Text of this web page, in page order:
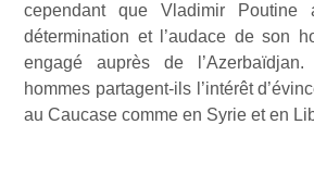
cependant que Vladimir Poutine
détermination et l’audace de son
engagé auprès de
hommes partagent-ils l’intérêt
au Caucase comme en Syrie et en